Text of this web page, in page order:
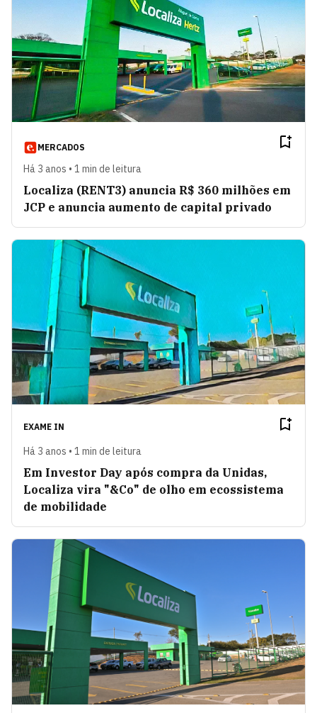
MERCADOS
Há 3 anos • 1 min de leitura
Localiza (RENT3) anuncia R$ 360 milhões em
JCP e anuncia aumento de capital privado
EXAME IN
Há 3 anos • 1 min de leitura
Em Investor Day após compra da Unidas,
Localiza vira "&Co" de olho em ecossistema
de mobilidade